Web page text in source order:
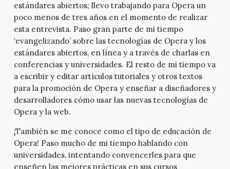
estándares abiertos; llevo trabajando para Opera un
poco menos de tres años en el momento de realizar
esta entrevista. Paso gran parte de mi tiempo
‘evangelizando’ sobre las tecnologías de Opera y los
estándares abiertos, en línea y a través de charlas en
conferencias y universidades. El resto de mi tiempo va
a escribir y editar artículos tutoriales y otros textos
para la promoción de Opera y enseñar a diseñadores y
desarrolladores cómo usar las nuevas tecnologías de
Opera y la web.
¡También se me conoce como el tipo de educación de
Opera! Paso mucho de mi tiempo hablando con
universidades, intentando convencerles para que
enseñen las mejores prácticas en sus cursos